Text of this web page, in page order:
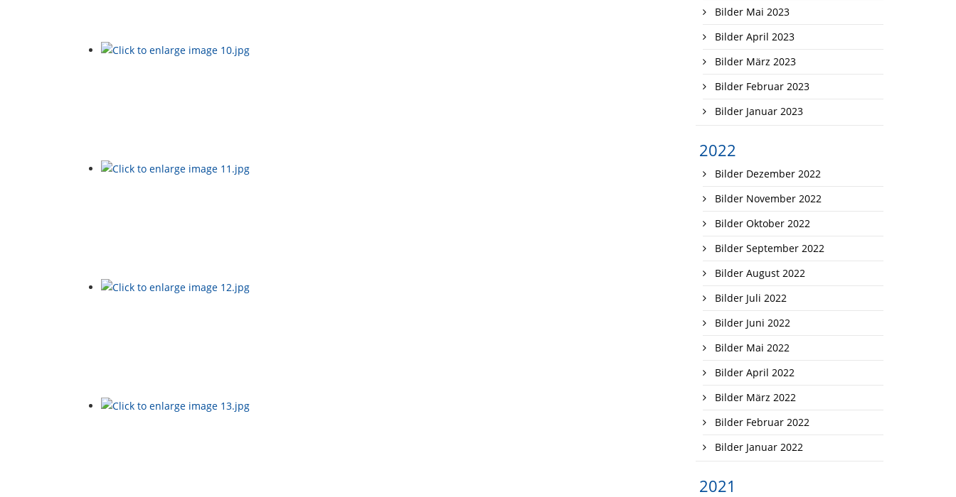
Bilder Mai 2023
Bilder April 2023
Bilder März 2023
Bilder Februar 2023
Bilder Januar 2023
2022
Bilder Dezember 2022
Bilder November 2022
Bilder Oktober 2022
Bilder September 2022
Bilder August 2022
Bilder Juli 2022
Bilder Juni 2022
Bilder Mai 2022
Bilder April 2022
Bilder März 2022
Bilder Februar 2022
Bilder Januar 2022
2021